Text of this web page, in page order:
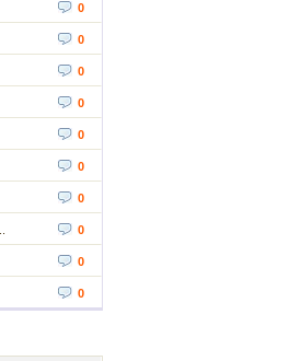
0
0
0
0
0
0
0
0
0
0